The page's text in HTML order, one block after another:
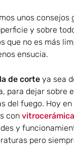
unos consejos
y sobre
que no es más
ensucia.
de corte ya sea
para dejar sobre
del fuego. Hoy
con
y
pero